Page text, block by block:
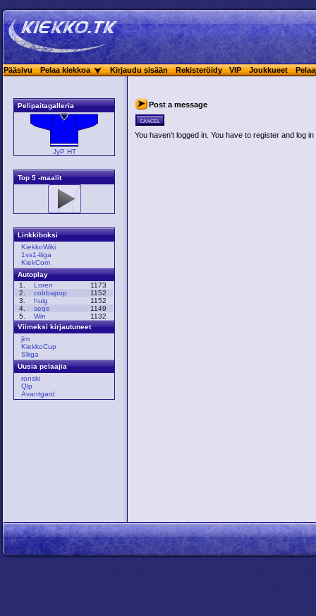
Pääsivu Pelaa kiekkoa Kirjaudu sisään Rekisteröidy VIP Joukkueet
Pelipaitagalleria
JyP HT
Top 5 -maalit
Linkkiboksi
KiekkoWiki
1vs1-liiga
KiekCom
Autoplay
1.
Loren
1173
2.
cobbapop
1152
3.
huig
1152
4.
seqe
1149
5.
Win
1132
Viimeksi kirjautuneet
jim
KiekkoCup
Sliiga
Uusia pelaajia
ronski
Qlp
Avantgard
Post a message
cancel
You haven't logged in. You have to register and log